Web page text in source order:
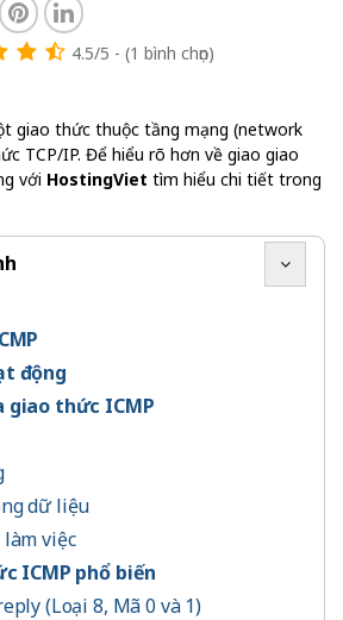
4.5/5 - (1 bình chọn)
giao thức thuộc tầng mạng (network
TCP/IP. Để hiểu rõ hơn về giao giao
với HostingViet tìm hiểu chi tiết trong
động
giao thức ICMP
dữ liệu
việc
ICMP phổ biến
(Loại 8, Mã 0 và 1)